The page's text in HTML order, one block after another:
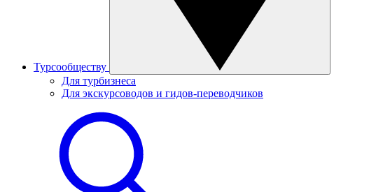
Турсообществу
Для турбизнеса
Для экскурсоводов и гидов-переводчиков